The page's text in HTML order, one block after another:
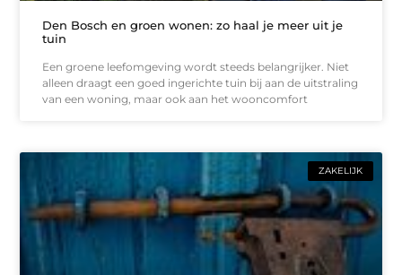
Den Bosch en groen wonen: zo haal je meer uit je
tuin
Een groene leefomgeving wordt steeds belangrijker. Niet
alleen draagt een goed ingerichte tuin bij aan de uitstraling
van een woning, maar ook aan het wooncomfort
ZAKELIJK